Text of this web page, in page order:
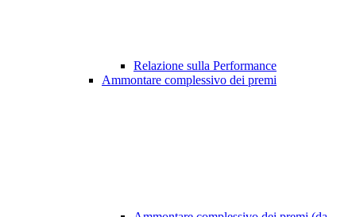
Relazione sulla Performance
Ammontare complessivo dei premi